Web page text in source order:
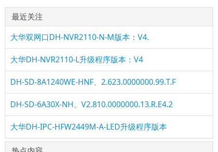
最近关注
大华双网口DH-NVR2110-N-M版本：V4.
大华DH-NVR2110-L升级程序版本：V4
DH-SD-8A1240WE-HNF、2.623.0000000.99.T.F
DH-SD-6A30X-NH、V2.810.0000000.13.R.E4.2
大华DH-IPC-HFW2449M-A-LED升级程序版本